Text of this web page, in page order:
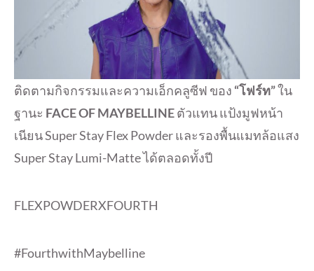
ติดตามกิจกรรมและความเอ็กคลูซีฟ ของ “โฟร์ท”ใน
ฐานะ FACE OF MAYBELLINEตัวแทน แป้งมูฟหน้า
เนียน Super Stay Flex Powder และรองพื้นแมทล้อแสง
Super Stay Lumi-Matte ได้ตลอดทั้งปี
FLEXPOWDERXFOURTH
#FourthwithMaybelline